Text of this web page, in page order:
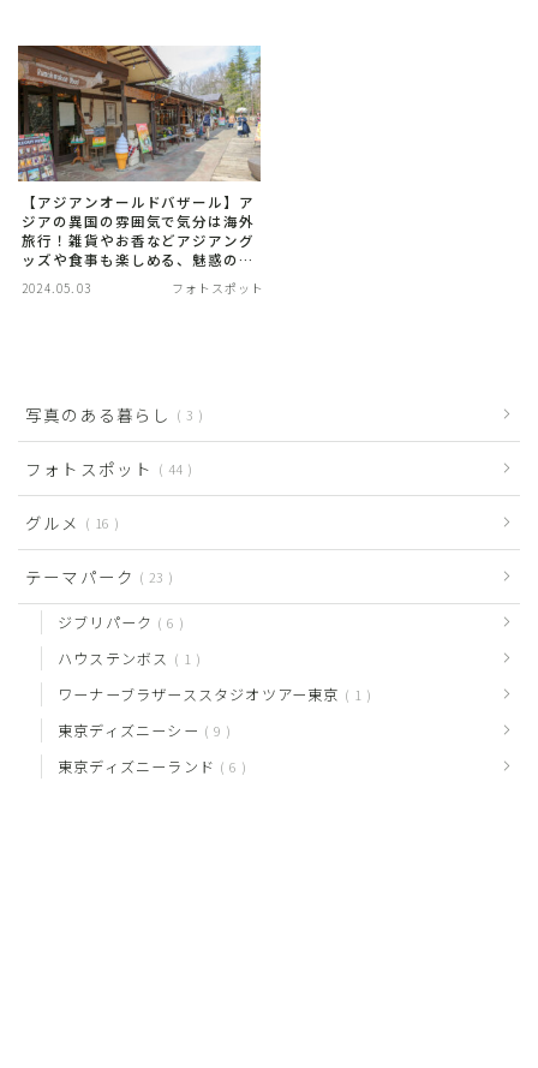
【アジアンオールドバザール】ア
ジアの異国の雰囲気で気分は海外
旅行！雑貨やお香などアジアング
ッズや食事も楽しめる、魅惑のア
ジアンワールドを撮る。
2024.05.03 フォトスポット
写真のある暮らし 3
フォトスポット 44
グルメ 16
テーマパーク 23
ジブリパーク 6
ハウステンボス 1
ワーナーブラザーススタジオツアー東京 1
東京ディズニーシー 9
東京ディズニーランド 6